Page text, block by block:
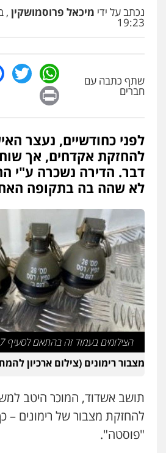
עו"ד זוהר ארבל
עו"ד שלי גורביץ –
משפט פלילי
וחקירות צבאי
משרד עורכי דין חן
פלילי דיני תעבורה
0505078733
משרד עורכי דין
פלילי אסירים
0547556464
עו"ד אילן אלימלך
פלילי פשיעה חמורה
0522992110
עו"ד שאדי נאטור
0509230800
נכתב על ידי מיכאל פרוסמושקין
19:23
שתף כתבה עם
חברים
לפני כחודשיים, נעצר
להחזקת אקדחים, אך
דבר. הדירה נשכרה ע"י
לא שהה בה בתקופה
הצילומים בעמוד זה בהתאם לסעיף 27א לחוק זכויות יוצרים
מצבור רימונים (צילום ארכיון
תושב אשדוד, המוכר היטב
להחזקת מצבור של רימונים –
"פוסטה".